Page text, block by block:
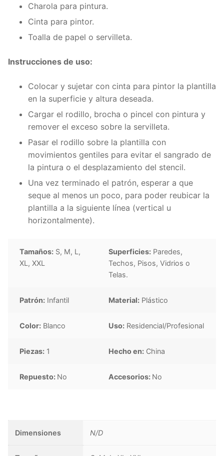
Charola para pintura.
Cinta para pintor.
Toalla de papel o servilleta.
Instrucciones de uso:
Colocar y sujetar con cinta para pintor la plantilla
en la superficie y altura deseada.
Cargar el rodillo, brocha o pincel con pintura y
remover el exceso sobre la servilleta.
Pasar el rodillo sobre la plantilla con
movimientos gentiles para evitar el sangrado de
la pintura o el desplazamiento del stencil.
Una vez terminado el patrón, esperar a que
seque al menos un poco, para poder reubicar la
plantilla a la siguiente línea (vertical u
horizontalmente).
Tamaños: S, M, L,
XL, XXL
Superficies: Paredes,
Techos, Pisos, Vidrios o
Telas.
Patrón: Infantil Material: Plástico
Color: Blanco Uso: Residencial/Profesional
Piezas: 1 Hecho en: China
Repuesto: No Accesorios: No
Dimensiones N/D